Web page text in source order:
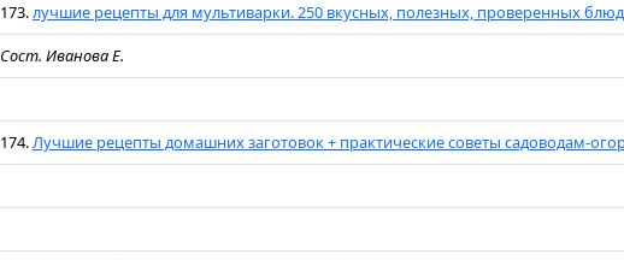
173.лучшие рецепты для мультиварки. 250 вкусных, полезных, проверенных
Сост. Иванова Е.
174.Лучшие рецепты домашних заготовок + практические советы садоводам-